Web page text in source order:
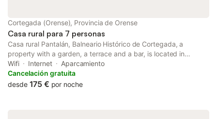
Cortegada (Orense), Provincia de Orense
Casa rural para 7 personas
Casa rural Pantalán, Balneario Histórico de Cortegada, a
property with a garden, a terrace and a bar, is located in
Cortegada, 34 km from Nossa Senhora da Peneda Sanctuary,
37 km from Pazo da Touza Golf, as well as 43 km from
Auditorium - Exhibition...
Wifi Internet
Aparcamiento
Cancelación gratuita
desde 175 € por noche